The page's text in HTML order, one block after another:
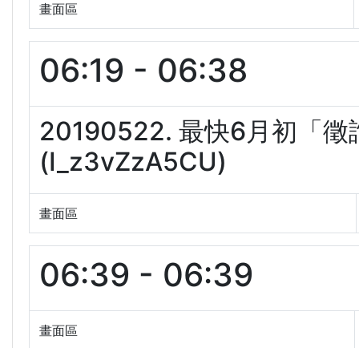
畫面區
06:19 - 06:38
20190522. 最快6月初「
(I_z3vZzA5CU)
畫面區
06:39 - 06:39
畫面區